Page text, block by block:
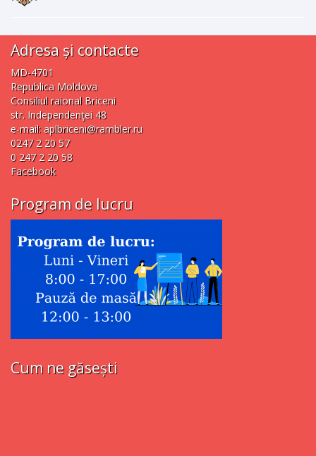
Adresa și contacte
MD-4701
Republica Moldova
Consiliul raional Briceni
str. Independenţei 48
e-mail: aplbriceni@rambler.ru
0247 2 20 57
0 247 2 20 58
Facebook
Program de lucru
Cum ne găsești